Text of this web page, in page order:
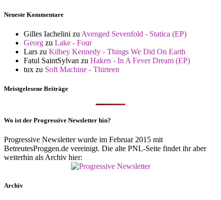
Neueste Kommentare
Gilles Iachelini zu Avenged Sevenfold - Statica (EP)
Georg zu Lake - Four
Lars zu Kilbey Kennedy - Things We Did On Earth
Fatul SaintSylvan zu Haken - In A Fever Dream (EP)
tux zu Soft Machine - Thirteen
Meistgelesene Beiträge
Wo ist der Progressive Newsletter hin?
Progressive Newsletter wurde im Februar 2015 mit
BetreutesProggen.de vereinigt. Die alte PNL-Seite findet ihr aber
weiterhin als Archiv hier:
Archiv